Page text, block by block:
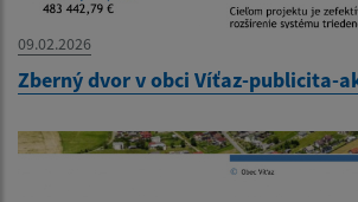
09.02.2026
Zberný dvor v obci Víťaz-publicita-